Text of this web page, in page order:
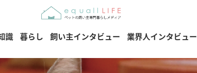
識 暮らし 飼い主インタビュー 業界人インタビュー